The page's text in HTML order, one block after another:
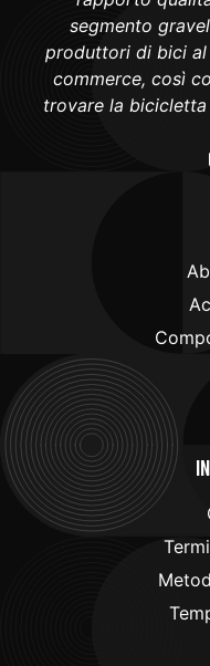
segmento
produttori di bici al
commerce, così
trovare la